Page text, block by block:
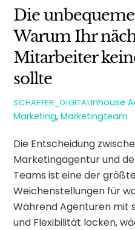
Die
Warum Ihr
Mitarbeiter
sollte
SCHAEFER_DIGITALInhouse
Marketing,Marketingteam
Die Entscheidung
Marketingagentur und
Teams ist eine der
Weichenstellungen für
Während Agenturen mit
und Flexibilität locken,